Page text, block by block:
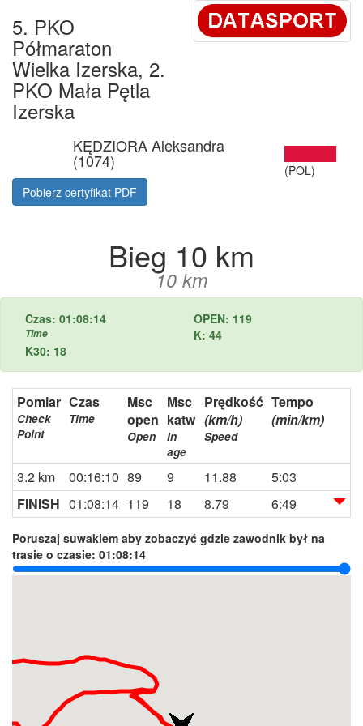
5. PKO
Półmaraton
Wielka Izerska, 2.
PKO Mała Pętla
Izerska
KĘDZIORA Aleksandra
(1074)
(POL)
Pobierz certyfikat PDF
Bieg 10 km
10 km
Czas: 01:08:14
Time
OPEN: 119
K: 44
K30: 18
Pomiar
Check
Point
Czas
Time
Msc
open
Open
Msc
katw
In
age
Prędkość
(km/h)
Speed
Tempo
(min/km)
3.2 km 00:16:10 89 9 11.88
5:03
FINISH 01:08:14 119 18 8.79 6:49
Poruszaj suwakiem aby zobaczyć gdzie zawodnik był na
trasie o czasie: 01:08:14